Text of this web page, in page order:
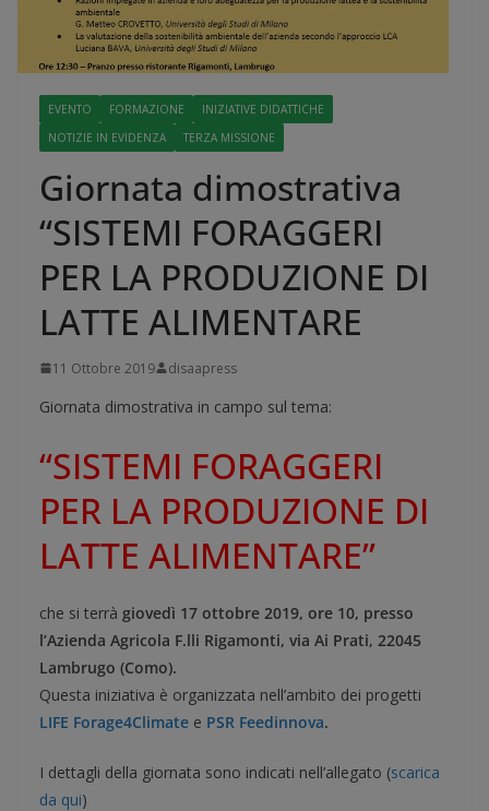
EVENTO FORMAZIONE
INIZIATIVE DIDATTICHE
NOTIZIE IN EVIDENZA
TERZA MISSIONE
Giornata dimostrativa
“SISTEMI FORAGGERI
PER LA PRODUZIONE DI
LATTE ALIMENTARE
11 Ottobre 2019 disaapress
Giornata dimostrativa in campo sul tema:
“SISTEMI FORAGGERI
PER LA PRODUZIONE DI
LATTE ALIMENTARE”
che si terrà giovedì 17 ottobre 2019, ore 10, presso
l’Azienda Agricola F.lli Rigamonti, via Ai Prati, 22045
Lambrugo (Como).
Questa iniziativa è organizzata nell’ambito dei progetti
LIFE Forage4Climate e PSR Feedinnova.
I dettagli della giornata sono indicati nell’allegato (scarica
da qui)